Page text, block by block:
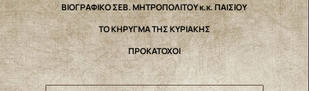
ΒΙΟΓΡΑΦΙΚΟ ΣΕΒ. ΜΗΤΡΟΠΟΛΙΤΟΥ κ.κ. ΠΑΙΣΙΟΥ
ΤΟ ΚΗΡΥΓΜΑ ΤΗΣ ΚΥΡΙΑΚΗΣ
ΠΡΟΚΑΤΟΧΟΙ